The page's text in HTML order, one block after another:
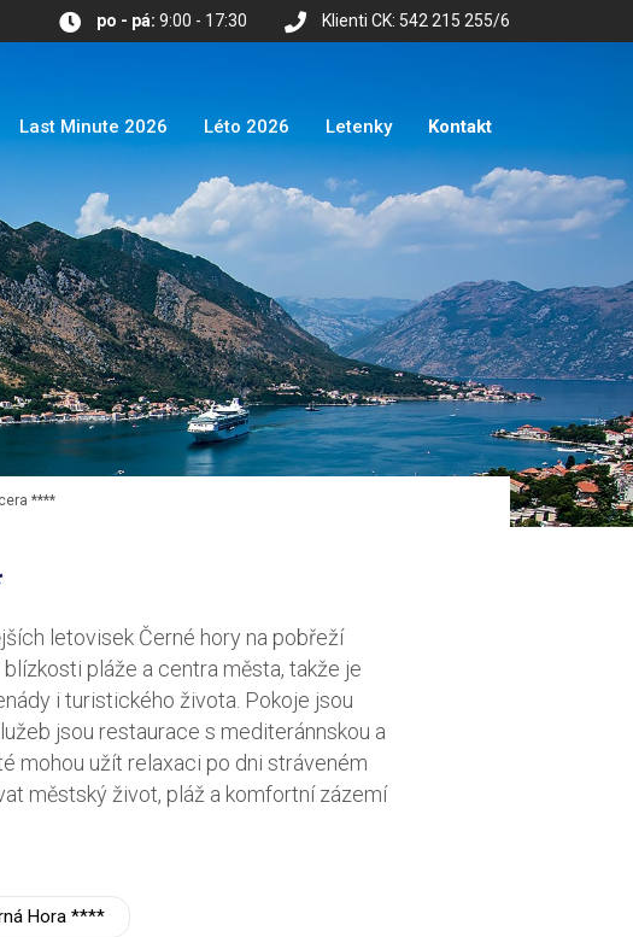
Klienti CK: 542 215 255/6
po - pá: 9:00 - 17:30
Last Minute 2026 Léto 2026 Letenky Kontakt
****
letovisek Černé hory na pobřeží
pláže a centra města, takže je
i turistického života. Pokoje jsou
jsou restaurace s mediteránnskou a
mohou užít relaxaci po dni stráveném
městský život, pláž a komfortní zázemí
Hora ****